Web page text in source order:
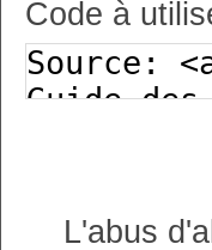
Code à
L'abus